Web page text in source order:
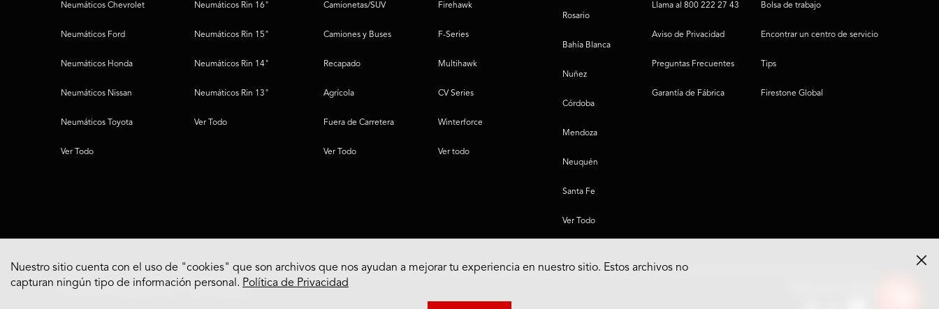
Neumáticos Chevrolet
Neumáticos Ford
Neumáticos Honda
Neumáticos Nissan
Neumáticos Toyota
Ver Todo
Neumáticos Rin 16"
Neumáticos Rin 15"
Neumáticos Rin 14"
Neumáticos Rin 13"
Ver Todo
Camionetas/SUV
Camiones y Buses
Recapado
Agrícola
Fuera de Carretera
Ver Todo
Firehawk
F-Series
Multihawk
CV Series
Winterforce
Ver todo
Rosario
Bahía Blanca
Nuñez
Córdoba
Mendoza
Neuquén
Santa Fe
Ver Todo
Llama al 800 222 27 43
Aviso de Privacidad
Preguntas Frecuentes
Garantía de Fábrica
Bolsa de trabajo
Encontrar un centro de servicio
Tips
Firestone Global
© 2022 Bridgestone Americas Tire Operations, LLC
Nuestro sitio cuenta con el uso de "cookies" que son archivos que nos ayudan a mejorar tu experiencia en nuestro sitio. Estos archivos no
capturan ningún tipo de información personal. Política de Privacidad